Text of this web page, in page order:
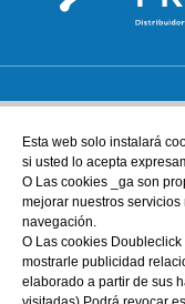
Esta web solo instalará
si usted lo acepta
O Las cookies _ga son
mejorar nuestros
navegación.
O Las cookies
mostrarle publicidad
elaborado a partir de sus